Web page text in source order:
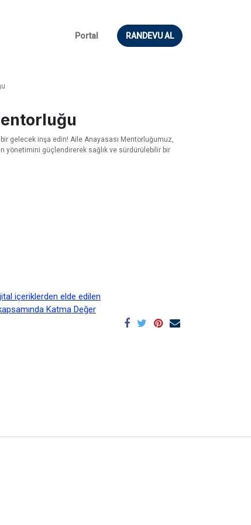
Portal RANDEVU AL
gelecek inşa edin! Aile Anayasası Mentorluğumuz,
yönetimini güçlendirerek sağlık ve sürdürülebilir bir
içeriklerden elde edilen
Katma Değer